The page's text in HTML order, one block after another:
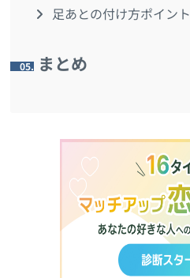
足あとの付け方ポイント
5. まとめ